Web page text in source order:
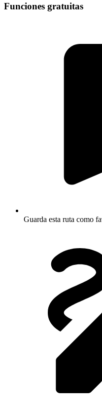
Funciones gratuitas
Guarda esta ruta como